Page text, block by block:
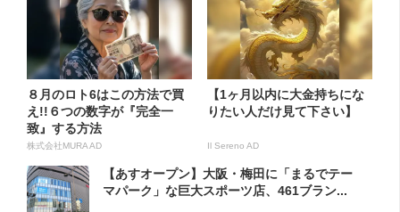
８月のロト6はこの方法で買
え!!６つの数字が『完全一
致』する方法
株式会社MURA AD
【1ヶ月以内に大金持ちにな
りたい人だけ見て下さい】
Il Sereno AD
【あすオープン】大阪・梅田に「まるでテー
マパーク」な巨大スポーツ店、461ブラン...